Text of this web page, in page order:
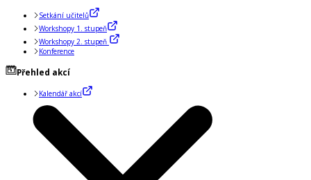
Setkání učitelů
Workshopy 1. stupeň
Workshopy 2. stupeň
Konference
Přehled akcí
Kalendář akcí